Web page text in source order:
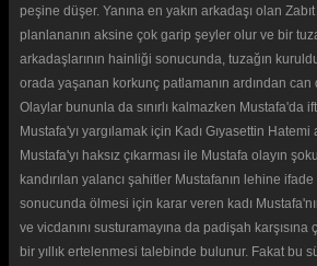
peşine düşer. Yanına en yakın arkadaşı olan
planlananın aksine çok garip şeyler olur ve bir
arkadaşlarının hainliği sonucunda, tuzağın
orada yaşanan korkunç patlamanın ardından can
Olaylar bununla da sınırlı kalmazken Mustafa'da
Mustafa'yı yargılamak için Kadı Gıyasettin
Mustafa'yı haksız çıkarması ile Mustafa olayın
kandırılan yalancı şahitler Mustafanın lehine
sonucunda ölmesi için karar veren kadı
ve vicdanını susturamayına da padişah karşısına
bir yıllık ertelenmesi talebinde bulunur. Fakat bu